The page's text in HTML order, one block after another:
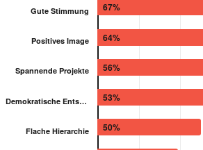
Gute Stimmung 67%
Positives Image 64%
Spannende Projekte 56%
Demokratische Entscheidungen 53%
Flache Hierarchie 50%